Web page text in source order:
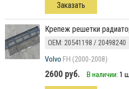
Заказать
крепеж решетки
ОЕМ: 20541198 / 20498240
Volvo FH (2000-2008)
2600 руб. В наличии: 1